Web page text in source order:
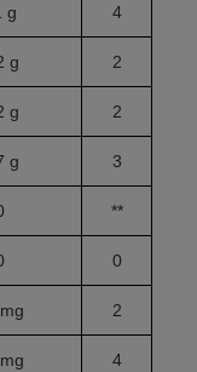
g 4
g 2
g 2
g 3
**
0
2
4